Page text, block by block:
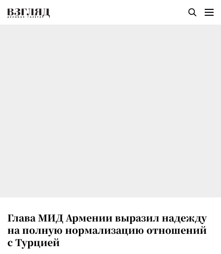
Глава МИД Армении выразил надежду
на полную нормализацию отношений
с Турцией